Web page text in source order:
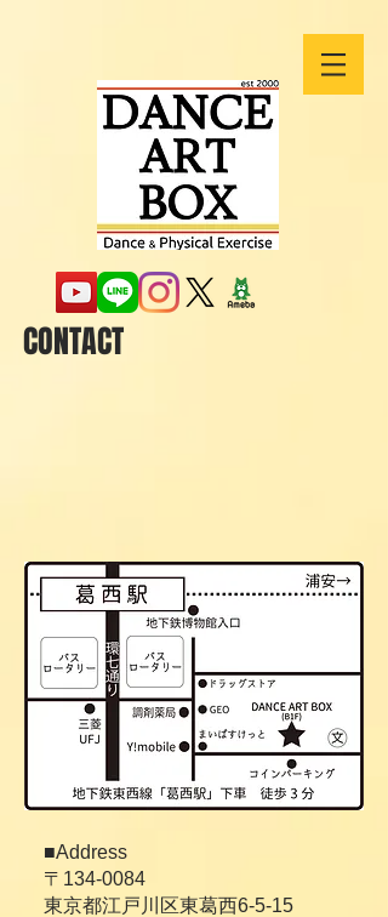
CONTACT
■Address
〒134-0084
東京都江戸川区東葛西6-5-15